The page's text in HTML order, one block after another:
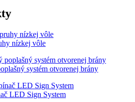
nízkej vôle
systém otvorenej brány
LED Sign System